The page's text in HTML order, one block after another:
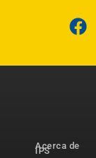
Acerca de
IPS